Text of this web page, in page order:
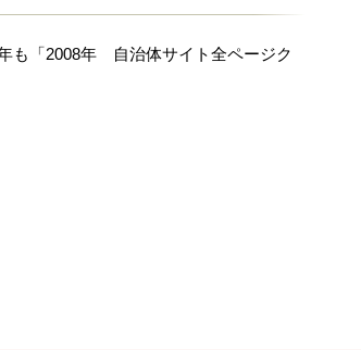
も「2008年 自治体サイト全ページク